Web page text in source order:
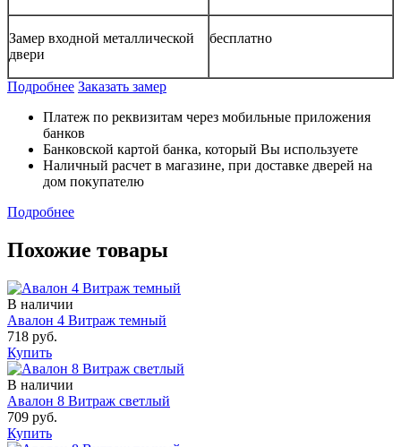
Замер входной металлической
двери
бесплатно
Подробнее Заказать замер
Платеж по реквизитам через мобильные приложения
банков
Банковской картой банка, который Вы используете
Наличный расчет в магазине, при доставке дверей на
дом покупателю
Подробнее
Похожие товары
В наличии
Авалон 4 Витраж темный
718 руб.
Купить
В наличии
Авалон 8 Витраж светлый
709 руб.
Купить